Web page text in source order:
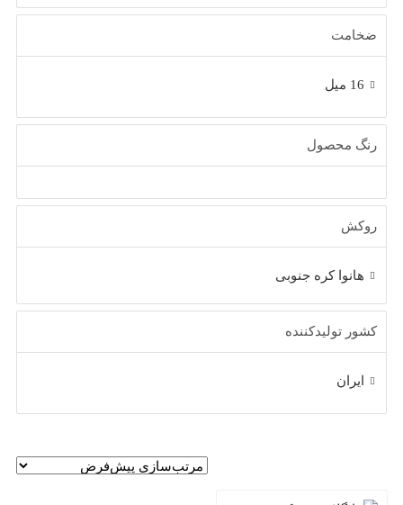
ضخامت
16 میل
رنگ محصول
روکش
هانوا کره جنوبی
کشور تولیدکننده
ایران